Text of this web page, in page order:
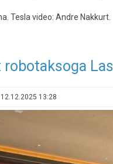
Tesla video: Andre Nakkurt.
12.12.2025 13:28